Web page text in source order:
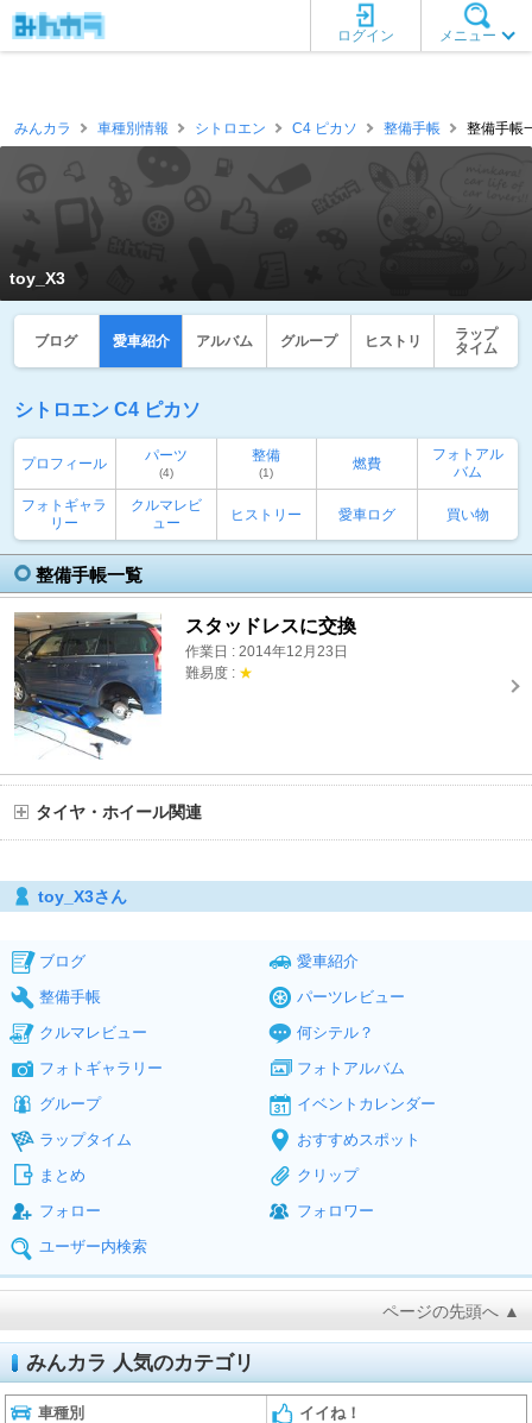
メニュー
ログイン
みんカラ 車種別情報 シトロエン C4 ピカソ 整備手帳 整備手帳
toy_X3
ブログ 愛車紹介 アルバム グループ ヒストリ
ラップ
タイム
シトロエン C4 ピカソ
プロフィール パーツ
(4)
整備
(1)
燃費
フォトアル
バム
フォトギャラ
リー
クルマレビ
ュー
ヒストリー 愛車ログ 買い物
整備手帳一覧
スタッドレスに交換
作業日 : 2014年12月23日
難易度 : ★
タイヤ・ホイール関連
toy_X3さん
ブログ
愛車紹介
整備手帳
パーツレビュー
クルマレビュー
何シテル？
フォトギャラリー
フォトアルバム
グループ
イベントカレンダー
ラップタイム
おすすめスポット
まとめ
クリップ
フォロー
フォロワー
ユーザー内検索
ページの先頭へ ▲
みんカラ 人気のカテゴリ
車種別 イイね！